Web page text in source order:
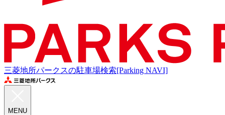
三菱地所パークスの駐車場検索[Parking NAVI]
MENU